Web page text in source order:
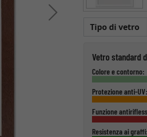
Avanti
Tipo di vetro
Vetro standard
Colore e contorno:
Protezione anti-UV:
Funzione
Resistenza ai graffi: